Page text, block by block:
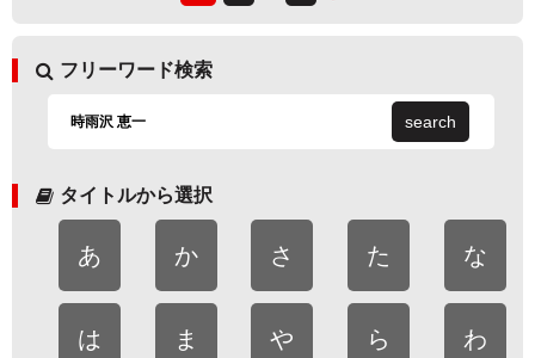
フリーワード検索
search
タイトルから選択
あ か さ た な
は ま や ら わ